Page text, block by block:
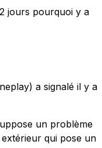
jours pourquoi y a
a signalé il y a
un problème
qui pose un